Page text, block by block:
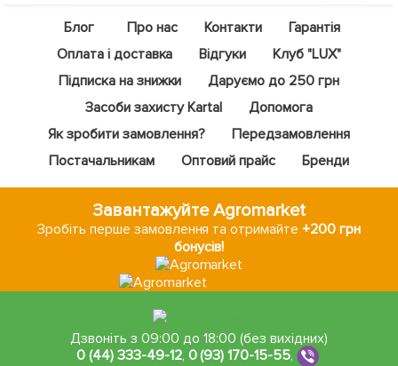
Блог Про нас Контакти
Гарантія
Оплата і доставка
Відгуки
Клуб "LUX"
Підписка на знижки
Даруємо до 250 грн
Засоби захисту Kartal
Допомога
Як зробити замовлення?
Передзамовлення
Постачальникам
Оптовий прайс Бренди
Завантажуйте Agromarket
Зробіть перше замовлення та отримайте+200 грн
бонусів!
Дзвоніть з 09:00 до 18:00 (без вихідних)
0 (44) 333-49-12, 0 (93) 170-15-55,